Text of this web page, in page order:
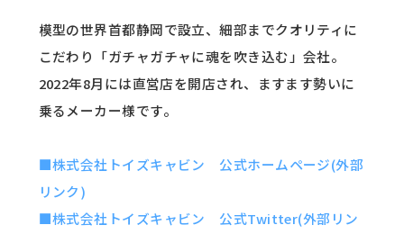
模型の世界首都静岡で設立、細部までクオリティに
こだわり「ガチャガチャに魂を吹き込む」会社。
2022年8月には直営店を開店され、ますます勢いに
乗るメーカー様です。
■株式会社トイズキャビン 公式ホームページ(外部
リンク)
■株式会社トイズキャビン 公式Twitter(外部リン